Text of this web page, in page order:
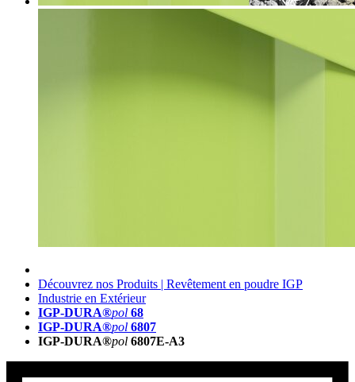
Découvrez nos Produits | Revêtement en poudre IGP
Industrie en Extérieur
IGP-DURA®pol 68
IGP-DURA®pol 6807
IGP-DURA®pol 6807E-A3